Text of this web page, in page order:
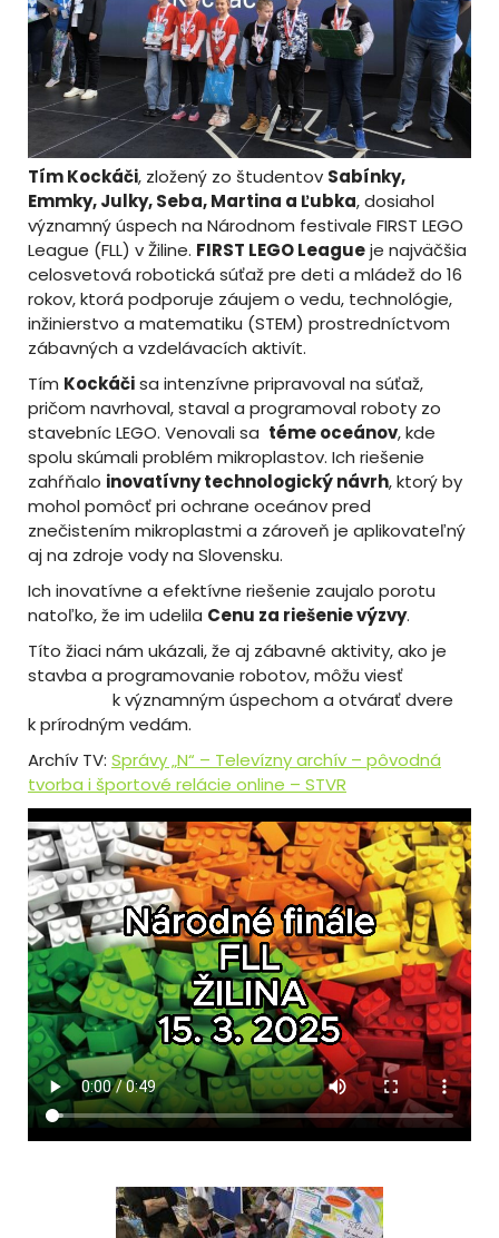
Tím Kockáči, zložený zo študentov Sabínky,
Emmky, Julky, Seba, Martina a Ľubka, dosiahol
významný úspech na Národnom festivale FIRST LEGO
League (FLL) v Žiline. FIRST LEGO Leagueje najväčšia
celosvetová robotická súťaž pre deti a mládež do 16
rokov, ktorá podporuje záujem o vedu, technológie,
inžinierstvo a matematiku (STEM) prostredníctvom
zábavných a vzdelávacích aktivít.
Tím Kockáčisa intenzívne pripravoval na súťaž,
pričom navrhoval, staval a programoval roboty zo
stavebníc LEGO. Venovali sa téme oceánov, kde
spolu skúmali problém mikroplastov. Ich riešenie
zahŕňalo inovatívny technologický návrh, ktorý by
mohol pomôcť pri ochrane oceánov pred
znečistením mikroplastmi a zároveň je aplikovateľný
aj na zdroje vody na Slovensku.
Ich inovatívne a efektívne riešenie zaujalo porotu
natoľko, že im udelila Cenu za riešenie výzvy.
Títo žiaci nám ukázali, že aj zábavné aktivity, ako je
stavba a programovanie robotov, môžu viesť
k významným úspechom a otvárať dvere
k prírodným vedám.
Archív TV: Správy „N“ – Televízny archív – pôvodná
tvorba i športové relácie online – STVR